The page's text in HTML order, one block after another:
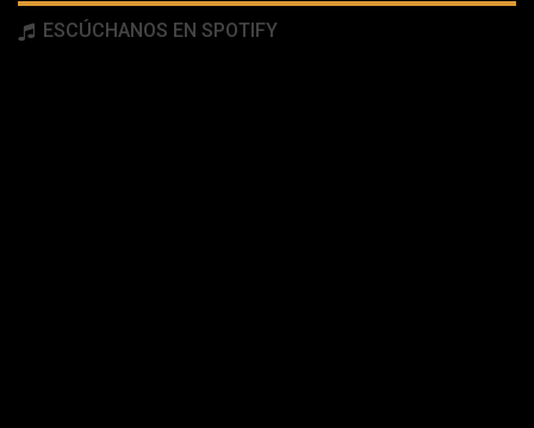
ESCÚCHANOS EN SPOTIFY